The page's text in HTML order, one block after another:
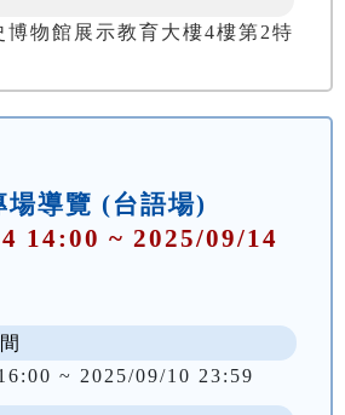
博物館展示教育大樓4樓第2特
導覽 (台語場)
14:00 ~ 2025/09/14
~ 2025/09/10 23:59